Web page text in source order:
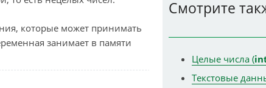
которые может принимать
занимает в памяти
Смотрите
Целые числа (
Текстовые